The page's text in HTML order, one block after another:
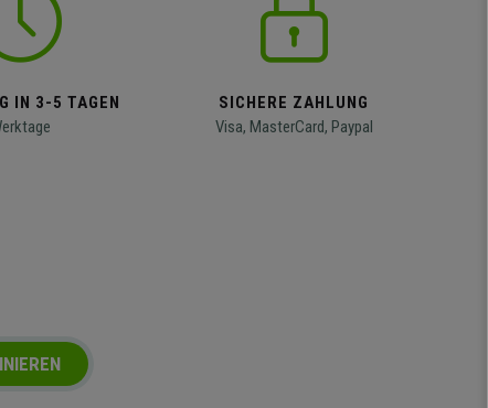
IN 3-5 TAGEN
SICHERE ZAHLUNG
Visa, MasterCard, Paypal